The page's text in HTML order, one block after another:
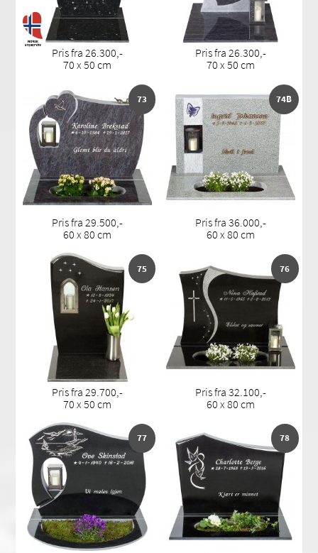
Pris fra 26.300,-
70 x 50 cm
Pris fra 26.300,-
70 x 50 cm
73
Pris fra 29.500,-
60 x 80 cm
74B
Pris fra 36.000,-
60 x 80 cm
75
Pris fra 29.700,-
70 x 50 cm
76
Pris fra 32.100,-
60 x 80 cm
77 78